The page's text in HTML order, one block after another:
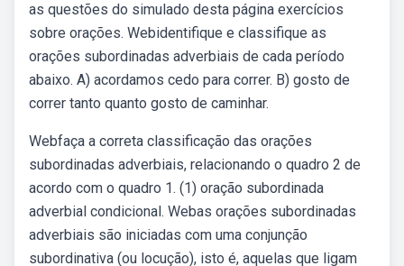
as questões do simulado desta página exercícios
sobre orações. Webidentifique e classifique as
orações subordinadas adverbiais de cada período
abaixo. A) acordamos cedo para correr. B) gosto de
correr tanto quanto gosto de caminhar.
Webfaça a correta classificação das orações
subordinadas adverbiais, relacionando o quadro 2 de
acordo com o quadro 1. (1) oração subordinada
adverbial condicional. Webas orações subordinadas
adverbiais são iniciadas com uma conjunção
subordinativa (ou locução), isto é, aquelas que ligam